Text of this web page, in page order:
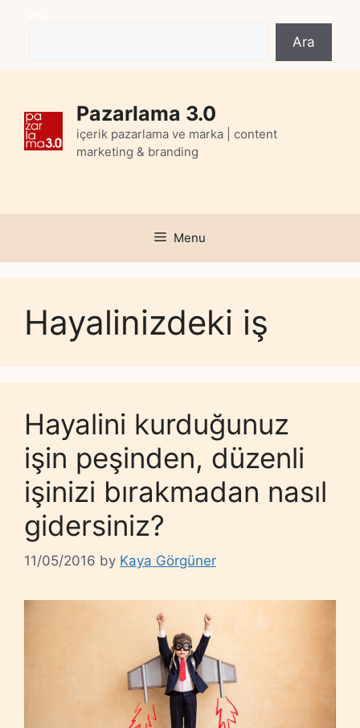
Ara
Pazarlama 3.0
içerik pazarlama ve marka | content
marketing & branding
Menu
Hayalinizdeki iş
Hayalini kurduğunuz
işin peşinden, düzenli
işinizi bırakmadan nasıl
gidersiniz?
11/05/2016 by Kaya Görgüner